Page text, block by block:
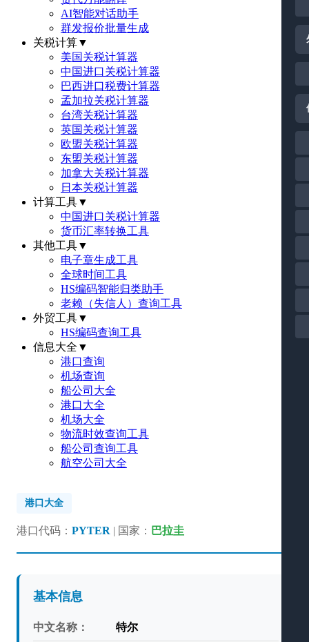
AI智能对话助手
群发报价批量生成
关税计算▼
美国关税计算器
中国进口关税计算器
巴西进口税费计算器
孟加拉关税计算器
台湾关税计算器
英国关税计算器
欧盟关税计算器
东盟关税计算器
加拿大关税计算器
日本关税计算器
计算工具▼
中国进口关税计算器
货币汇率转换工具
其他工具▼
电子章生成工具
全球时间工具
HS编码智能归类助手
老赖（失信人）查询工具
外贸工具▼
HS编码查询工具
信息大全 ▼
港口查询
机场查询
船公司大全
港口大全
机场大全
物流时效查询工具
船公司查询工具
航空公司大全
港口大全
港口代码： PYTER | 国家： 巴拉圭
基本信息
中文名称： 特尔